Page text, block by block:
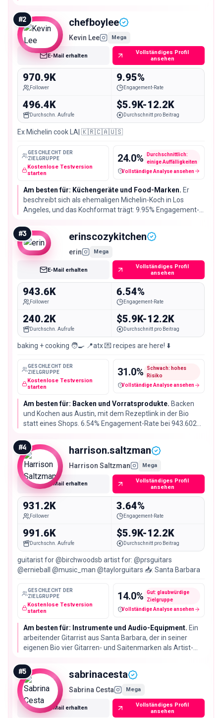
Pointe, nicht das Skript.
#2 chefboylee
Kevin Lee Mega
E-Mail erhalten
Vollständiges Profil
ansehen
970.9K
Follower
9.95%
Engagement-Rate
496.4K
Durchschn. Aufrufe
$5.9K-12.2K
Durchschnitt pro Beitrag
Ex Michelin cook LA| 🇰🇷🇨🇦🇺🇸
GESCHLECHT DER
ZIELGRUPPE
Kostenlose Testversion
starten
24.0%
Durchschnittlich:
einige Auffälligkeiten
Fake-Follower / verdächtige Konten
Vollständige Analyse ansehen
Am besten für: Küchengeräte und Food-Marken. Er
beschreibt sich als ehemaligen Michelin-Koch in Los
Angeles, und das Kochformat trägt: 9.95% Engagement-
Views. Stark für Produkte, die in der Zubereitung
vorkommen.
#3 erinscozykitchen
erin Mega
E-Mail erhalten
Vollständiges Profil
ansehen
943.6K
Follower
6.54%
Engagement-Rate
240.2K
Durchschn. Aufrufe
$5.9K-12.2K
Durchschnitt pro Beitrag
baking + cooking 🧑‍🍳 📍atx 💌 recipes are here! ⬇️
GESCHLECHT DER
ZIELGRUPPE
Kostenlose Testversion
starten
31.0%
Schwach: hohes
Risiko
Fake-Follower / verdächtige Konten
Vollständige Analyse ansehen
Am besten für: Backen und Vorratsprodukte. Backen
und Kochen aus Austin, mit dem Rezeptlink in der Bio
statt eines Shops. 6.54% Engagement-Rate bei 943.602
machen daraus einen verlässlichen Rezeptplatz.
#4 harrison.saltzman
Harrison Saltzman Mega
E-Mail erhalten
Vollständiges Profil
ansehen
931.2K
Follower
3.64%
Engagement-Rate
991.6K
Durchschn. Aufrufe
$5.9K-12.2K
Durchschnitt pro Beitrag
guitarist for @birchwoodsb artist for: @prsguitars
@ernieball @music_man @taylorguitars 📥: Santa Barbara
GESCHLECHT DER
ZIELGRUPPE
Kostenlose Testversion
starten
14.0%
Gut: glaubwürdige
Zielgruppe
Fake-Follower / verdächtige Konten
Vollständige Analyse ansehen
Am besten für: Instrumente und Audio-Equipment. Ein
arbeitender Gitarrist aus Santa Barbara, der in seiner
eigenen Bio vier Gitarren- und Saitenmarken als Artist-
Views bei 931.246 Followern, das Spiel reist also weiter als
die Followerzahl.
#5 sabrinacesta
Sabrina Cesta Mega
E-Mail erhalten
Vollständiges Profil
ansehen